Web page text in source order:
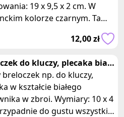
19 x 9,5 x 2 cm. W
kolorze czarnym. Ta
12,00 zł
do kluczy, plecaka biały
breloczek np. do kluczy,
w kształcie białego
w zbroi. Wymiary: 10 x 4
do gustu wszystkim